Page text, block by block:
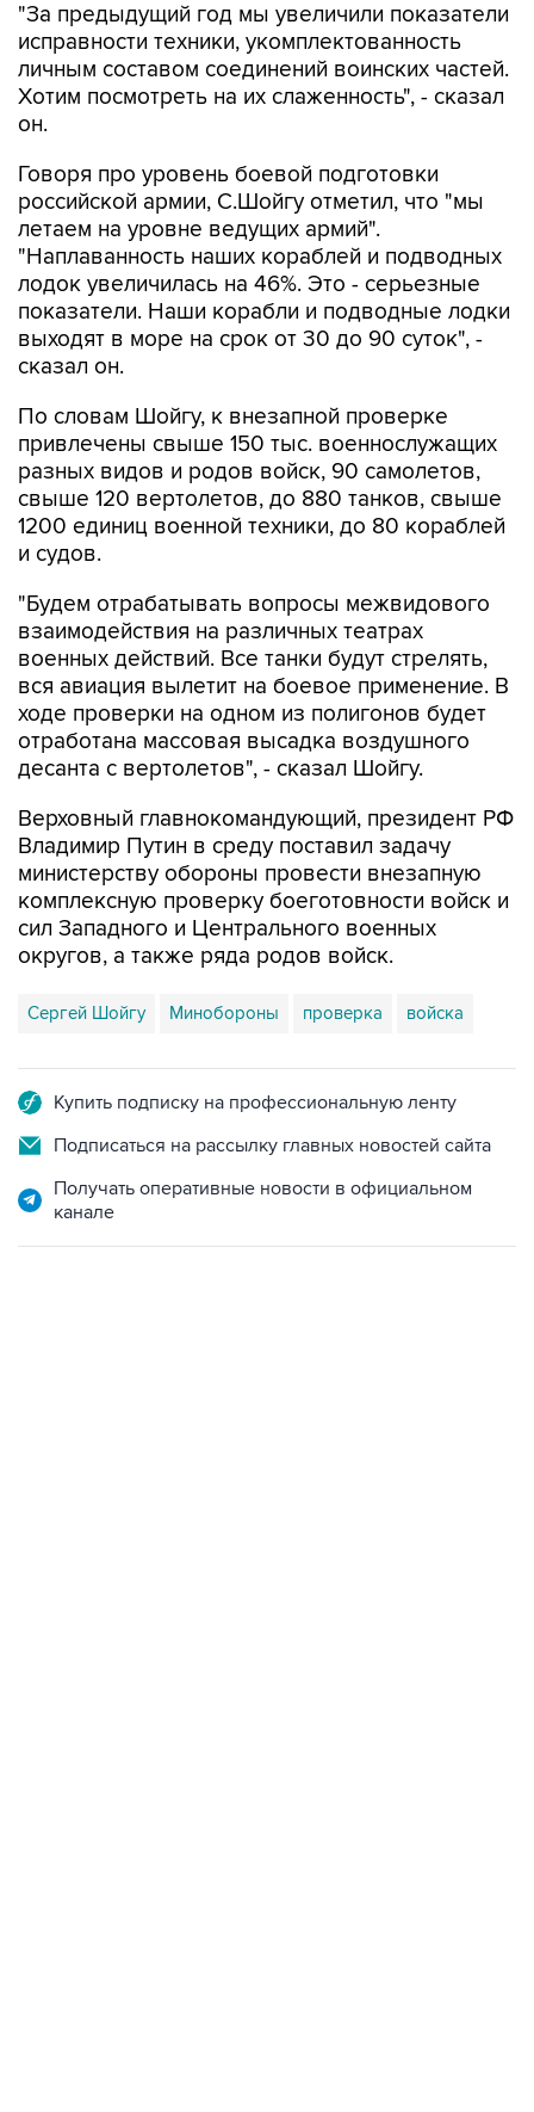
"За предыдущий год мы увеличили показатели
исправности техники, укомплектованность
личным составом соединений воинских частей.
Хотим посмотреть на их слаженность", - сказал
он.
Говоря про уровень боевой подготовки
российской армии, С.Шойгу отметил, что "мы
летаем на уровне ведущих армий".
"Наплаванность наших кораблей и подводных
лодок увеличилась на 46%. Это - серьезные
показатели. Наши корабли и подводные лодки
выходят в море на срок от 30 до 90 суток", -
сказал он.
По словам Шойгу, к внезапной проверке
привлечены свыше 150 тыс. военнослужащих
разных видов и родов войск, 90 самолетов,
свыше 120 вертолетов, до 880 танков, свыше
1200 единиц военной техники, до 80 кораблей
и судов.
"Будем отрабатывать вопросы межвидового
взаимодействия на различных театрах
военных действий. Все танки будут стрелять,
вся авиация вылетит на боевое применение. В
ходе проверки на одном из полигонов будет
отработана массовая высадка воздушного
десанта с вертолетов", - сказал Шойгу.
Верховный главнокомандующий, президент РФ
Владимир Путин в среду поставил задачу
министерству обороны провести внезапную
комплексную проверку боеготовности войск и
сил Западного и Центрального военных
округов, а также ряда родов войск.
Сергей Шойгу Минобороны проверка войска
Купить подписку на профессиональную ленту
Подписаться на рассылку главных новостей сайта
Получать оперативные новости в официальном
канале